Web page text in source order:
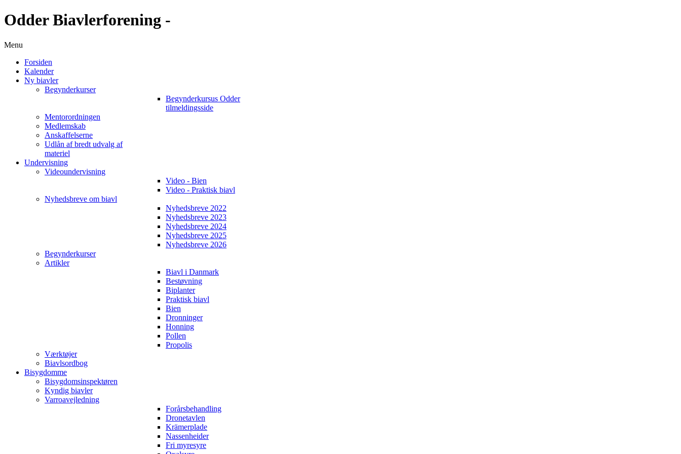
Odder Biavlerforening -
Menu
Forsiden
Kalender
Ny biavler
Begynderkurser
Begynderkursus Odder
tilmeldingsside
Mentorordningen
Medlemskab
Anskaffelserne
Udlån af bredt udvalg af
materiel
Undervisning
Videoundervisning
Video - Bien
Video - Praktisk biavl
Nyhedsbreve om biavl
Nyhedsbreve 2022
Nyhedsbreve 2023
Nyhedsbreve 2024
Nyhedsbreve 2025
Nyhedsbreve 2026
Begynderkurser
Artikler
Biavl i Danmark
Bestøvning
Biplanter
Praktisk biavl
Bien
Dronninger
Honning
Pollen
Propolis
Værktøjer
Biavlsordbog
Bisygdomme
Bisygdomsinspektøren
Kyndig biavler
Varroavejledning
Forårsbehandling
Dronetavlen
Krämerplade
Nassenheider
Fri myresyre